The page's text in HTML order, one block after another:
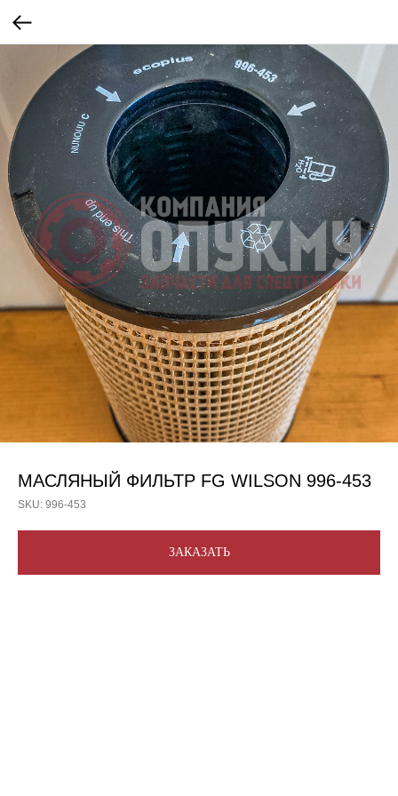
МАСЛЯНЫЙ ФИЛЬТР FG WILSON 996-453
SKU: 996-453
ЗАКАЗАТЬ